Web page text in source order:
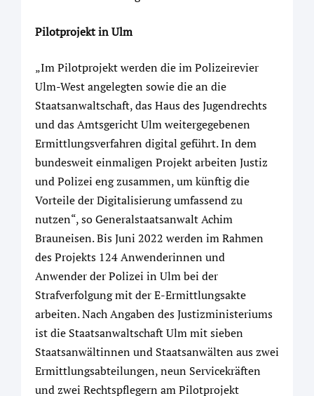
Pilotprojekt in Ulm
„Im Pilotprojekt werden die im Polizeirevier
Ulm-West angelegten sowie die an die
Staatsanwaltschaft, das Haus des Jugendrechts
und das Amtsgericht Ulm weitergegebenen
Ermittlungsverfahren digital geführt. In dem
bundesweit einmaligen Projekt arbeiten Justiz
und Polizei eng zusammen, um künftig die
Vorteile der Digitalisierung umfassend zu
nutzen“, so Generalstaatsanwalt Achim
Brauneisen. Bis Juni 2022 werden im Rahmen
des Projekts 124 Anwenderinnen und
Anwender der Polizei in Ulm bei der
Strafverfolgung mit der E-Ermittlungsakte
arbeiten. Nach Angaben des Justizministeriums
ist die Staatsanwaltschaft Ulm mit sieben
Staatsanwältinnen und Staatsanwälten aus zwei
Ermittlungsabteilungen, neun Servicekräften
und zwei Rechtspflegern am Pilotprojekt